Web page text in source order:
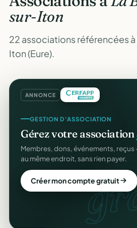
sur-Iton
22 associations référencées
Iton (Eure).
ANNONCE
GESTION D'ASSOCIATION
Gérez votre association
Membres, dons, événements,
au même endroit, sans rien payer.
Créer mon compte gratuit